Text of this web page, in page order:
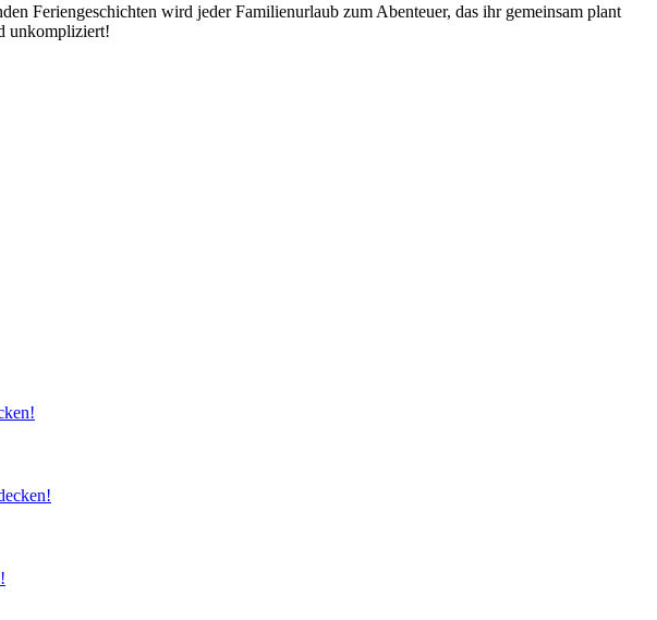
Feriengeschichten wird jeder Familienurlaub zum Abenteuer, das ihr gemeinsam plant
unkompliziert!